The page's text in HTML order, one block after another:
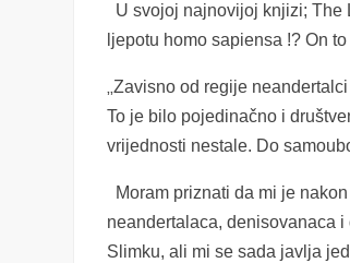
U svojoj najnovijoj knjizi; The
ljepotu homo sapiensa !? On
„Zavisno od regije
To je bilo pojedinačno i
vrijednosti nestale. Do
Moram priznati da mi je
neandertalaca, denisovanaca
Slimku, ali mi se sada javlja